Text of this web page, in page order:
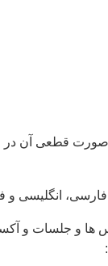
صورت قطعی آن در
انگليسی و
ها و جلسات و